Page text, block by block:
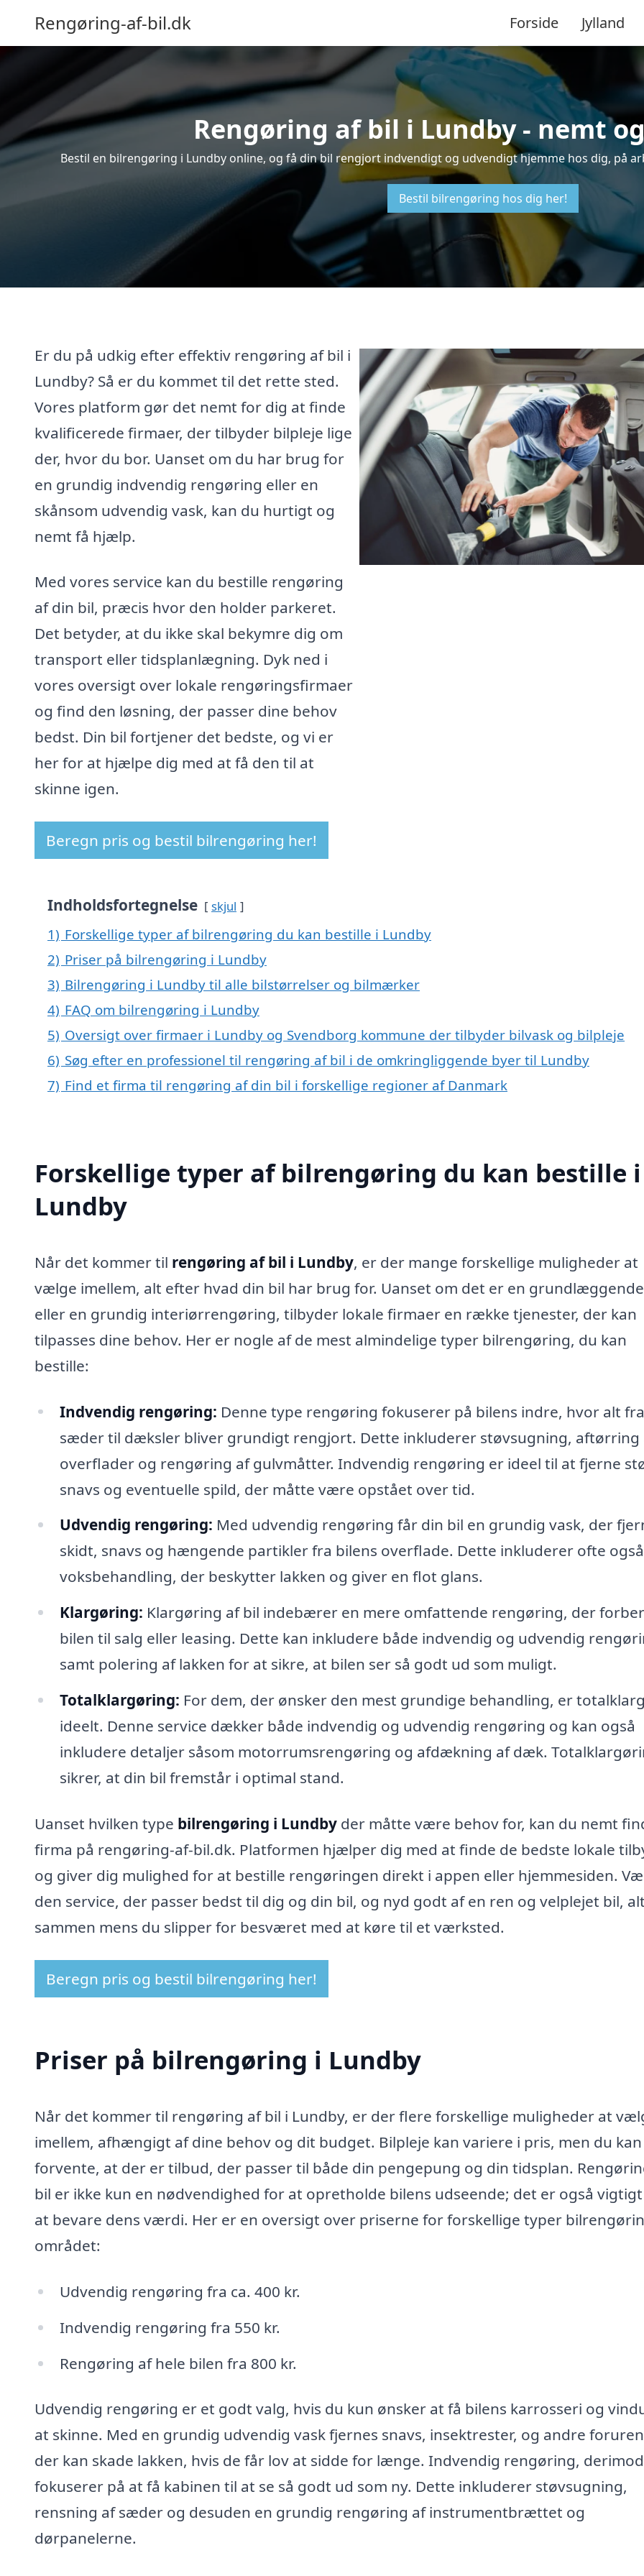
Rengøring-af-bil.dk Forside Jylland
Rengøring af bil i Lundby - nemt
Bestil en bilrengøring i Lundby online, og få din bil rengjort indvendigt og udvendigt hjemme hos dig, på
Bestil bilrengøring hos dig her!
Er du på udkig efter effektiv rengøring af bil i
Lundby? Så er du kommet til det rette sted.
Vores platform gør det nemt for dig at finde
kvalificerede firmaer, der tilbyder bilpleje lige
der, hvor du bor. Uanset om du har brug for
en grundig indvendig rengøring eller en
skånsom udvendig vask, kan du hurtigt og
nemt få hjælp.
Med vores service kan du bestille rengøring
af din bil, præcis hvor den holder parkeret.
Det betyder, at du ikke skal bekymre dig om
transport eller tidsplanlægning. Dyk ned i
vores oversigt over lokale rengøringsfirmaer
og find den løsning, der passer dine behov
bedst. Din bil fortjener det bedste, og vi er
her for at hjælpe dig med at få den til at
skinne igen.
Beregn pris og bestil bilrengøring her!
Indholdsfortegnelse skjul
1) Forskellige typer af bilrengøring du kan bestille i Lundby
2) Priser på bilrengøring i Lundby
3) Bilrengøring i Lundby til alle bilstørrelser og bilmærker
4) FAQ om bilrengøring i Lundby
5) Oversigt over firmaer i Lundby og Svendborg kommune der tilbyder bilvask og bilpleje
6) Søg efter en professionel til rengøring af bil i de omkringliggende byer til Lundby
7) Find et firma til rengøring af din bil i forskellige regioner af Danmark
Forskellige typer af bilrengøring du kan bestille i
Lundby
Når det kommer til rengøring af bil i Lundby, er der mange forskellige muligheder at
vælge imellem, alt efter hvad din bil har brug for. Uanset om det er en
eller en grundig interiørrengøring, tilbyder lokale firmaer en række tjenester, der kan
tilpasses dine behov. Her er nogle af de mest almindelige typer bilrengøring, du kan
bestille:
Indvendig rengøring: Denne type rengøring fokuserer på bilens indre, hvor alt fra
sæder til dæksler bliver grundigt rengjort. Dette inkluderer støvsugning, aftørring
overflader og rengøring af gulvmåtter. Indvendig rengøring er ideel til at fjerne
snavs og eventuelle spild, der måtte være opstået over tid.
Udvendig rengøring: Med udvendig rengøring får din bil en grundig vask, der
skidt, snavs og hængende partikler fra bilens overflade. Dette inkluderer ofte
voksbehandling, der beskytter lakken og giver en flot glans.
Klargøring: Klargøring af bil indebærer en mere omfattende rengøring, der
bilen til salg eller leasing. Dette kan inkludere både indvendig og udvendig
samt polering af lakken for at sikre, at bilen ser så godt ud som muligt.
Totalklargøring: For dem, der ønsker den mest grundige behandling, er
ideelt. Denne service dækker både indvendig og udvendig rengøring og kan også
inkludere detaljer såsom motorrumsrengøring og afdækning af dæk.
sikrer, at din bil fremstår i optimal stand.
Uanset hvilken type bilrengøring i Lundby der måtte være behov for, kan du nemt
firma på rengøring-af-bil.dk. Platformen hjælper dig med at finde de bedste lokale
og giver dig mulighed for at bestille rengøringen direkt i appen eller hjemmesiden.
den service, der passer bedst til dig og din bil, og nyd godt af en ren og velplejet bil,
sammen mens du slipper for besværet med at køre til et værksted.
Beregn pris og bestil bilrengøring her!
Priser på bilrengøring i Lundby
Når det kommer til rengøring af bil i Lundby, er der flere forskellige muligheder at
imellem, afhængigt af dine behov og dit budget. Bilpleje kan variere i pris, men du kan
forvente, at der er tilbud, der passer til både din pengepung og din tidsplan.
bil er ikke kun en nødvendighed for at opretholde bilens udseende; det er også
at bevare dens værdi. Her er en oversigt over priserne for forskellige typer
området:
Udvendig rengøring fra ca. 400 kr.
Indvendig rengøring fra 550 kr.
Rengøring af hele bilen fra 800 kr.
Udvendig rengøring er et godt valg, hvis du kun ønsker at få bilens karrosseri og
at skinne. Med en grundig udvendig vask fjernes snavs, insektrester, og andre
der kan skade lakken, hvis de får lov at sidde for længe. Indvendig rengøring,
fokuserer på at få kabinen til at se så godt ud som ny. Dette inkluderer støvsugning,
rensning af sæder og desuden en grundig rengøring af instrumentbrættet og
dørpanelerne.